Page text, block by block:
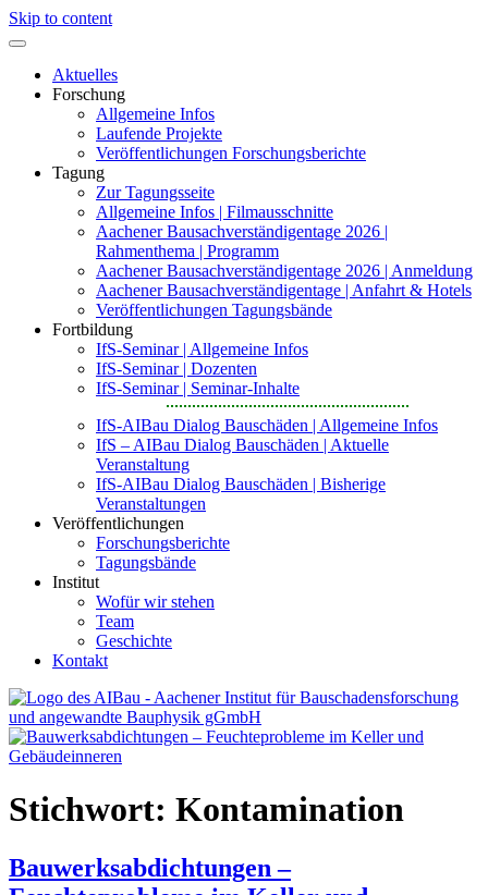
Skip to content
Aktuelles
Forschung
Allgemeine Infos
Laufende Projekte
Veröffentlichungen Forschungsberichte
Tagung
Zur Tagungsseite
Allgemeine Infos | Filmausschnitte
Aachener Bausachverständigentage 2026 |
Rahmenthema | Programm
Aachener Bausachverständigentage 2026 | Anmeldung
Aachener Bausachverständigentage | Anfahrt & Hotels
Veröffentlichungen Tagungsbände
Fortbildung
IfS-Seminar | Allgemeine Infos
IfS-Seminar | Dozenten
IfS-Seminar | Seminar-Inhalte
IfS-AIBau Dialog Bauschäden | Allgemeine Infos
IfS – AIBau Dialog Bauschäden | Aktuelle
Veranstaltung
IfS-AIBau Dialog Bauschäden | Bisherige
Veranstaltungen
Veröffentlichungen
Forschungsberichte
Tagungsbände
Institut
Wofür wir stehen
Team
Geschichte
Kontakt
AIBau – Aachener Institut für Bauschadensforschung und
Stichwort: Kontamination
Bauwerksabdichtungen –